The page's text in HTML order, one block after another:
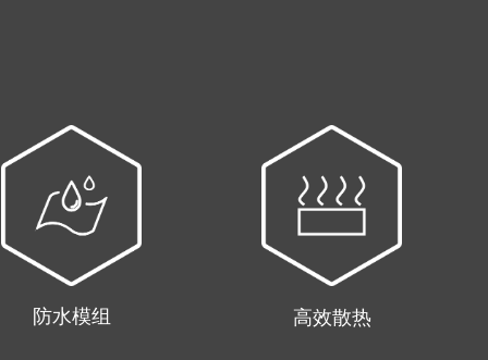
防水模组 高效散热